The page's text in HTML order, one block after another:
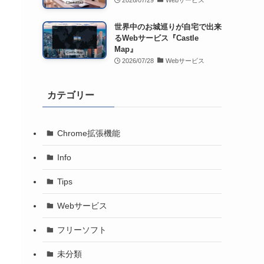
世界中のお城巡りが自宅で出来
るWebサービス『Castle
Map』
2026/07/28 Webサービス
カテゴリー
Chrome拡張機能
Info
Tips
Webサービス
フリーソフト
未分類